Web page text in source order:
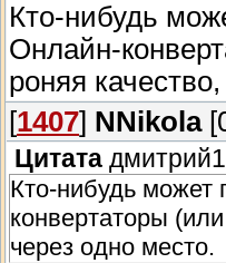
Кто-нибудь
Онлайн-
роняя
[1407] NNikola
Цитата
Кто-нибудь может
конвертаторы
через одно место.